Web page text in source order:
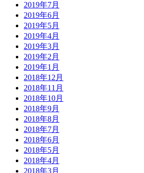
2019年7月
2019年6月
2019年5月
2019年4月
2019年3月
2019年2月
2019年1月
2018年12月
2018年11月
2018年10月
2018年9月
2018年8月
2018年7月
2018年6月
2018年5月
2018年4月
2018年3月